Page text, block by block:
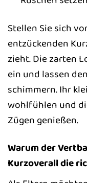
Stellen Sie sich
entzückenden
zieht. Die zarten
ein und lassen
schimmern. Ihr
wohlfühlen und
Zügen genießen.
Warum der
Kurzoverall die